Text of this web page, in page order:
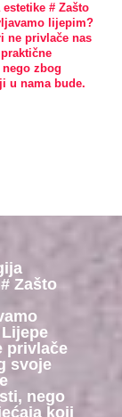
# Zašto
lijepim?
ne privlače nas
zbog
u nama bude.
Zašto
privlače
svoje
nego
koji